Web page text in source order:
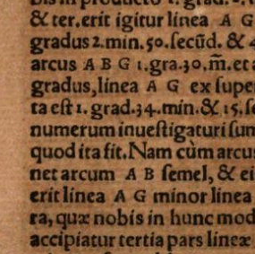
Images
Texts
Glossary
Resources
· Contact·
· 2013
Print 🖨